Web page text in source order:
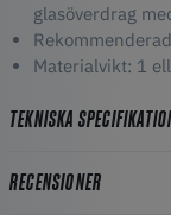
glasöverdrag
Materialvikt: 1
TEKNISKA
RECENSIONER